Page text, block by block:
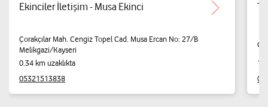
Ekinciler İletişim - Musa Ekinci
Çorakçılar Mah. Cengiz Topel Cad. Musa Ercan No: 27/B
Melikgazi/Kayseri
0.34 km uzaklıkta
05321513838